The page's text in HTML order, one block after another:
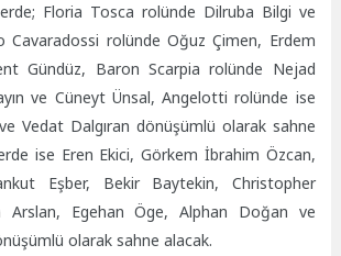
Floria Tosca rolünde Dilruba Bilgi ve
Cavaradossi rolünde Oğuz Çimen, Erdem
Gündüz, Baron Scarpia rolünde Nejad
ve Cüneyt Ünsal, Angelotti rolünde ise
Vedat Dalgıran dönüşümlü olarak sahne
ise Eren Ekici, Görkem İbrahim Özcan,
Eşber, Bekir Baytekin, Christopher
Arslan, Egehan Öge, Alphan Doğan ve
olarak sahne alacak.